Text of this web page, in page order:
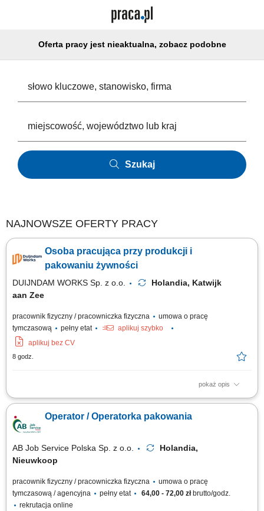
Oferta pracy jest nieaktualna, zobacz podobne
Szukaj
NAJNOWSZE OFERTY PRACY
Osoba pracująca przy produkcji i
pakowaniu żywności
DUIJNDAM WORKS Sp. z o.o.
Holandia, Katwijk
aan Zee
pracownik fizyczny / pracowniczka fizyczna
umowa o pracę
tymczasową
pełny etat
aplikuj szybko
aplikuj bez CV
8 godz.
pokaż opis
Zadania Pakowanie oraz przygotowywanie artykułów spożywczych
procesu; Obsługa maszyn i urządzeń produkcyjnych; Dbanie o czystość
wokół swojego stanowiska pracy;
Operator / Operatorka pakowania
AB Job Service Polska Sp. z o.o.
Holandia,
Nieuwkoop
pracownik fizyczny / pracowniczka fizyczna
umowa o pracę
tymczasową / agencyjna
pełny etat 64,00 - 72,00 złbrutto/godz.
rekrutacja online